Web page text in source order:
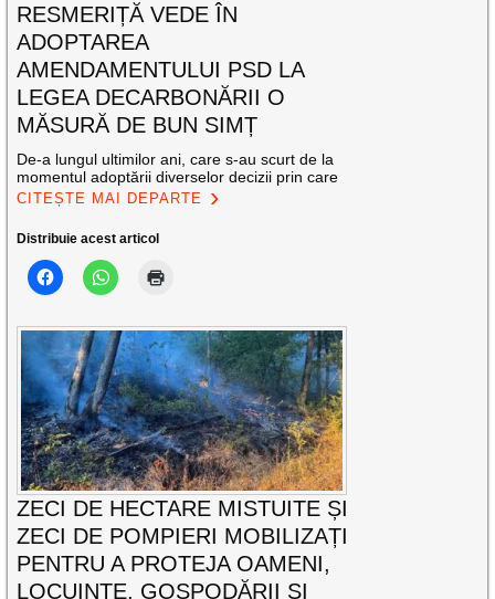
RESMERIȚĂ VEDE ÎN
ADOPTAREA
AMENDAMENTULUI PSD LA
LEGEA DECARBONĂRII O
MĂSURĂ DE BUN SIMȚ
De-a lungul ultimilor ani, care s-au scurt de la
momentul adoptării diverselor decizii prin care
CITEȘTE MAI DEPARTE
Distribuie acest articol
ZECI DE HECTARE MISTUITE ȘI
ZECI DE POMPIERI MOBILIZAȚI
PENTRU A PROTEJA OAMENI,
LOCUINȚE, GOSPODĂRII ȘI